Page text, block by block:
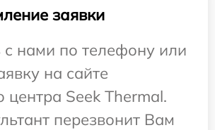
заявки
с нами по телефону или
на сайте
центра Seek Thermal.
перезвонит Вам